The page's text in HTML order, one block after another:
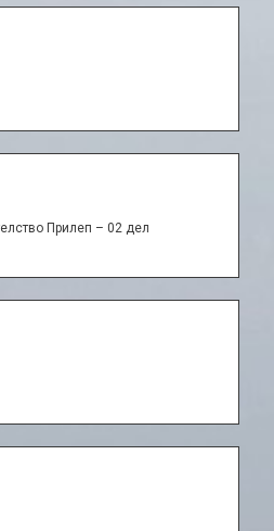
Прилеп – 02 дел